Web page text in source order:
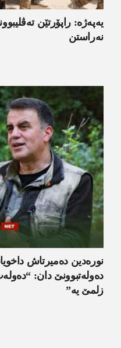
یەپەژە: راپۆرتێن
نەراستن
نورەدین دەمیرتاش
دەولەتبوونێ دان:
زلمێ یە”